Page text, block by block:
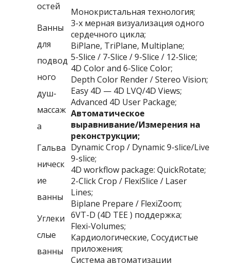
остей
Ванны
для
подвод
ного
душ-
массаж
а
Гальва
ническ
ие
ванны
Углеки
слые
ванны
Монокристальная технология;
3-х мерная визуализация одного
сердечного цикла;
BiPlane, TriPlane, Multiplane;
5-Slice/ 7-Slice/9-Slice/ 12-Slice;
4D Color and 6-Slice Color;
Depth Color Render/Stereo Vision;
Easy 4D — 4D LVQ/4D Views;
Advanced 4D User Package;
Автоматическое
выравнивание/Измерения на
реконструкции;
Dynamic Crop / Dynamic 9-slice/Live
9-slice;
4D workflow package:QuickRotate;
2-Click Crop / FlexiSlice / Laser
Lines;
Biplane Prepare/ FlexiZoom;
6VT-D(4D TEE) поддержка;
Flexi-Volumes;
Кардиологические, Сосудистые
приложения;
Система автоматизации